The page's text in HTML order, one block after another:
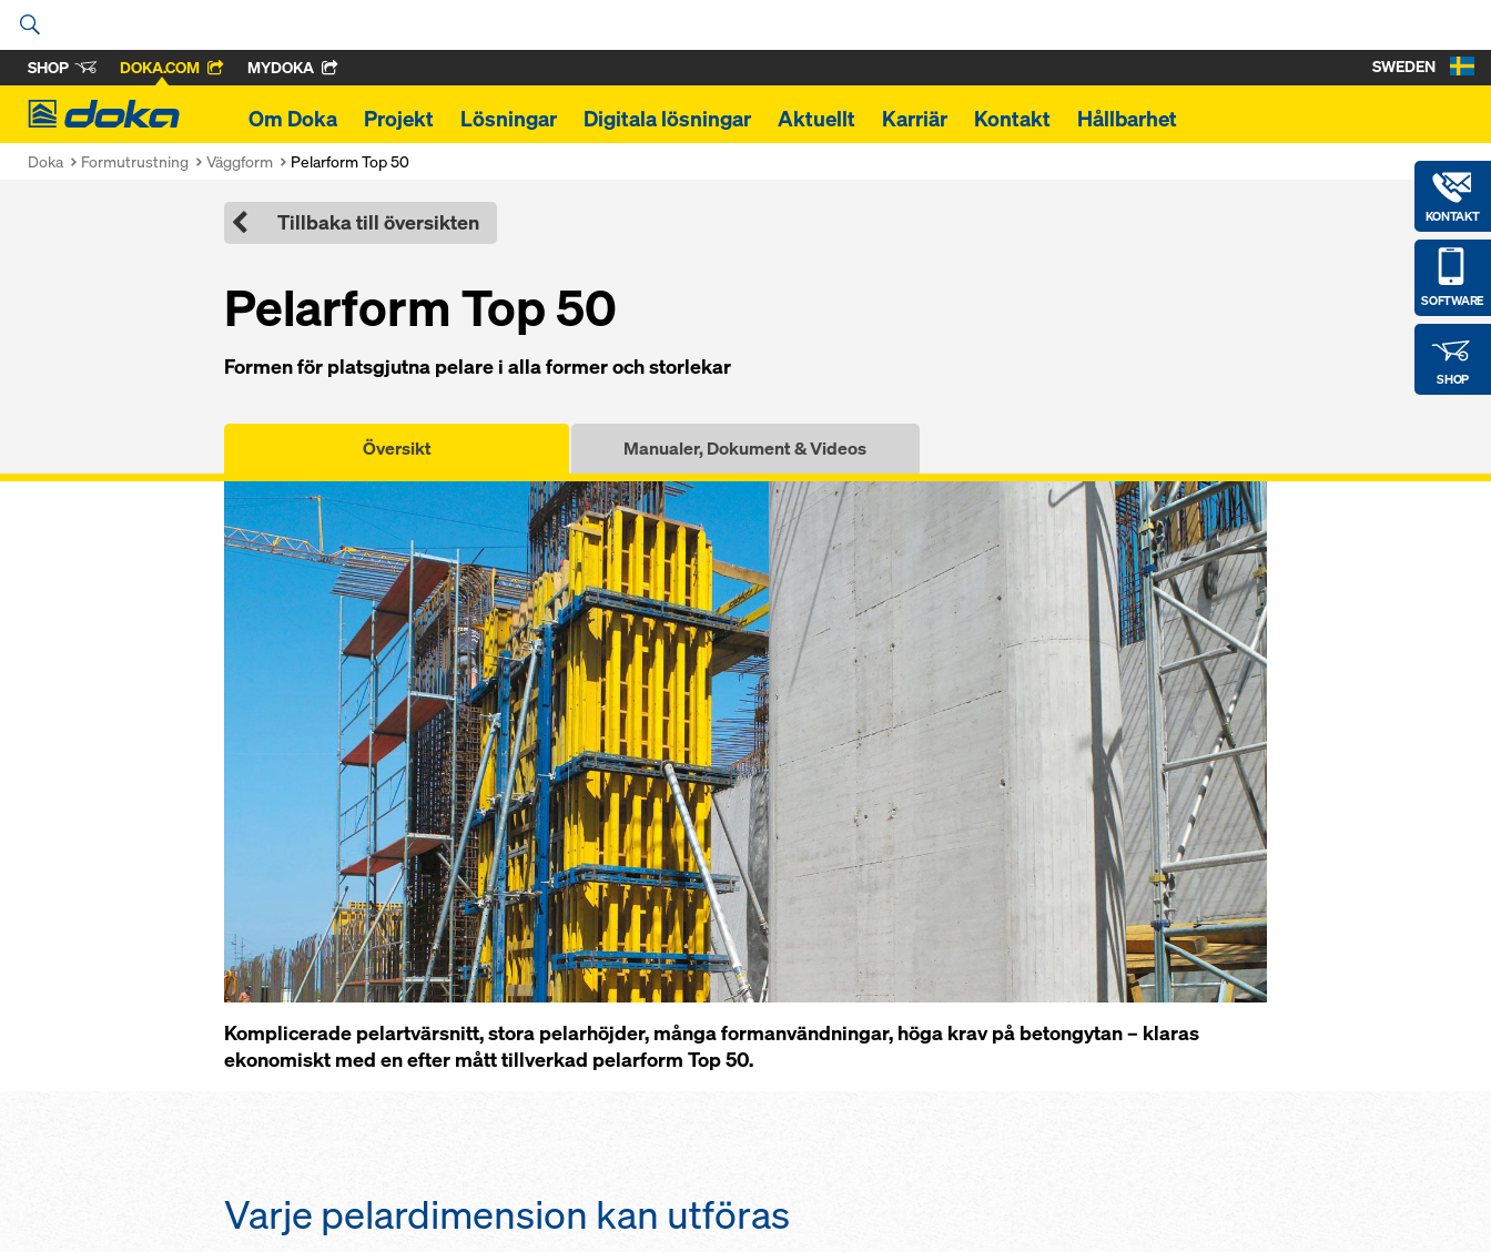
SHOP DOKA.COM MYDOKA
Doka
Om Doka Projekt Lösningar Digitala lösningar Aktuellt Karriär Kontakt Hållbarhet
KONTAKT
SOFTWARE
SHOP
SWEDEN
Doka Formutrustning Väggform Pelarform Top 50
Tillbaka till översikten
Pelarform Top 50
Formen för platsgjutna pelare i alla former och storlekar
Översikt Manualer, Dokument & Videos
Komplicerade pelartvärsnitt, stora pelarhöjder, många formanvändningar, höga krav på betongytan – klaras
ekonomiskt med en efter mått tillverkad pelarform Top 50.
Varje pelardimension kan utföras